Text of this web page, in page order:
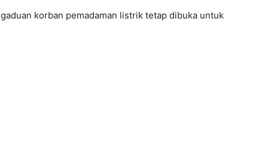
korban pemadaman listrik tetap dibuka untuk